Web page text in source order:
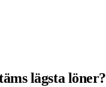
lägsta löner?